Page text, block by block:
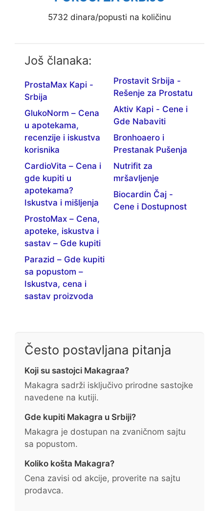
5732 dinara/popusti na količinu
Još članaka:
ProstaMax Kapi -
Srbija
GlukoNorm – Cena
u apotekama,
recenzije i iskustva
korisnika
CardioVita – Cena i
gde kupiti u
apotekama?
Iskustva i mišljenja
ProstoMax – Cena,
apoteke, iskustva i
sastav – Gde kupiti
Parazid – Gde kupiti
sa popustom –
Iskustva, cena i
sastav proizvoda
Prostavit Srbija -
Rešenje za Prostatu
Aktiv Kapi - Cene i
Gde Nabaviti
Bronhoaero i
Prestanak Pušenja
Nutrifit za
mršavljenje
Biocardin Čaj -
Cene i Dostupnost
Često postavljana pitanja
Koji su sastojci Makagraa?
Makagra sadrži isključivo prirodne sastojke
navedene na kutiji.
Gde kupiti Makagra u Srbiji?
Makagra je dostupan na zvaničnom sajtu
sa popustom.
Koliko košta Makagra?
Cena zavisi od akcije, proverite na sajtu
prodavca.